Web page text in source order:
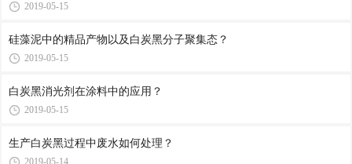
2019-05-15
硅藻泥中的精品产物以及白炭黑分子聚集态？
2019-05-15
白炭黑消光剂在涂料中的应用？
2019-05-15
生产白炭黑过程中废水如何处理？
2019-05-14